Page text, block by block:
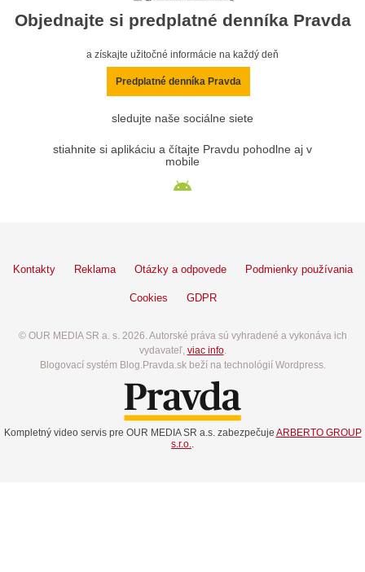
Objednajte si predplatné denníka Pravda
a získajte užitočné informácie na každý deň
Predplatné denníka Pravda
sledujte naše sociálne siete
stiahnite si aplikáciu a čítajte Pravdu pohodlne aj v
mobile
Kontakty Reklama Otázky a odpovede Podmienky používania
Cookies GDPR
© OUR MEDIA SR a. s. 2026. Autorské práva sú vyhradené a vykonáva ich
vydavateľ, viac info.
Blogovací systém Blog.Pravda.sk beží na technológií Wordpress.
Kompletný video servis pre OUR MEDIA SR a.s. zabezpečuje ARBERTO GROUP
s.r.o.